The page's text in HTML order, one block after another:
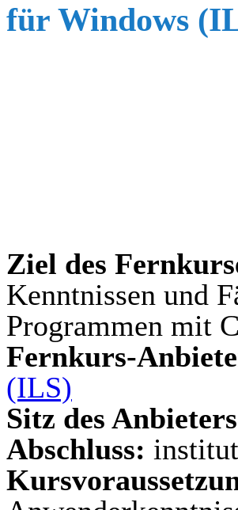
für Windows
Ziel des
Kenntnissen und
Programmen mit
Fernkurs-
(ILS)
Sitz des
Abschluss: